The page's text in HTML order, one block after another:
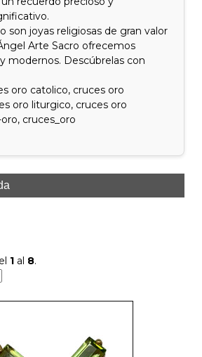
son joyas religiosas de gran valor
Arte Sacro ofrecemos
modernos. Descúbrelas con
oro catolico, cruces oro
oro liturgico, cruces oro
cruces_oro
1 al 8.